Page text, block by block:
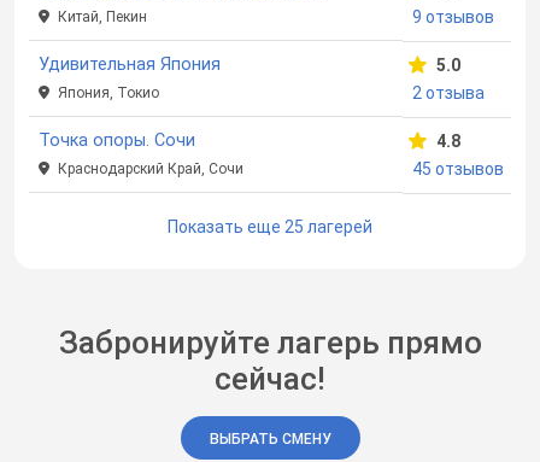
Китай, Пекин
9 отзывов
Удивительная Япония
Япония, Токио
5.0
2 отзыва
Точка опоры. Сочи
Краснодарский Край, Сочи
4.8
45 отзывов
Показать еще 25 лагерей
Забронируйте лагерь прямо
сейчас!
ВЫБРАТЬ СМЕНУ